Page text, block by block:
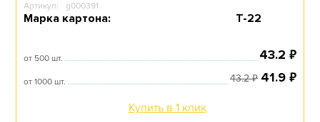
Артикул: g000391
Марка картона: Т-22
от 500 шт. 43.2 ₽
от 1000 шт. 43.2₽ 41.9 ₽
Купить в 1 клик